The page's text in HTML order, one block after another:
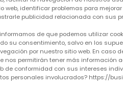
web, identificar problemas para
publicidad relacionada con sus
informamos de que podemos utilizar
su consentimiento, salvo en los
por nuestro sitio web. En caso
nos permitirán tener más información
de conformidad con sus intereses
personales involucrados? https://